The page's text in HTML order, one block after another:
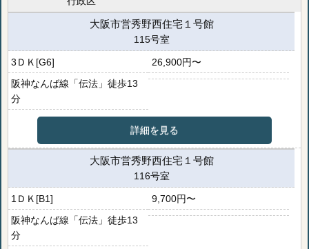
大阪市営秀野西住宅１号館
115号室
3ＤＫ[G6]
26,900円〜
阪神なんば線「伝法」徒歩13
分
詳細を見る
大阪市営秀野西住宅１号館
116号室
1ＤＫ[B1]
9,700円〜
阪神なんば線「伝法」徒歩13
分